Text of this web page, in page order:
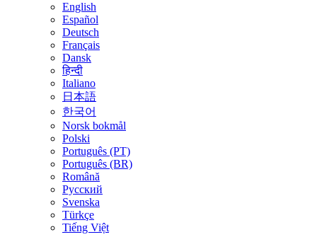
English
Español
Deutsch
Français
Dansk
हिन्दी
Italiano
日本語
한국어
Norsk bokmål
Polski
Português (PT)
Português (BR)
Română
Русский
Svenska
Türkçe
Tiếng Việt